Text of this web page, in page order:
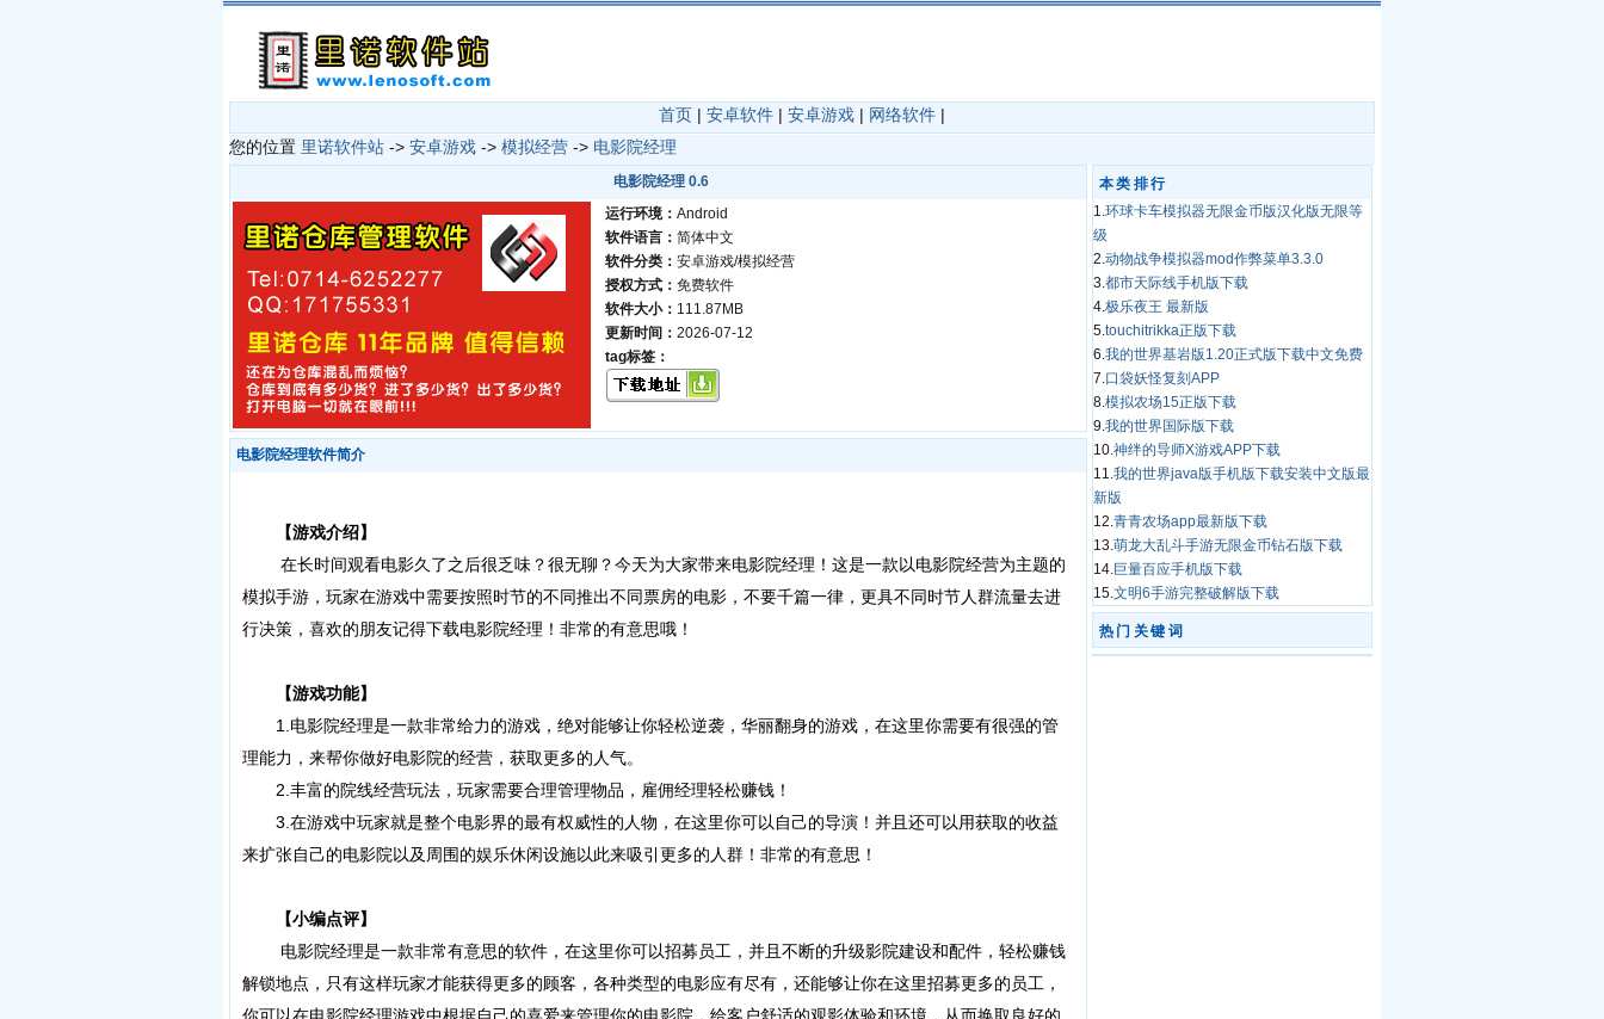
首页 | 安卓软件 | 安卓游戏 | 网络软件 |
您的位置 里诺软件站 -> 安卓游戏 -> 模拟经营 -> 电影院经理
电影院经理 0.6
运行环境： Android
软件语言： 简体中文
软件分类： 安卓游戏/模拟经营
授权方式： 免费软件
软件大小： 111.87MB
更新时间： 2026-07-12
tag标签：
电影院经理软件简介
【游戏介绍】
在长时间观看电影久了之后很乏味？很无聊？今天为大家带来电影院经理！这是一款以电影院经营为主题的
模拟手游，玩家在游戏中需要按照时节的不同推出不同票房的电影，不要千篇一律，更具不同时节人群流量去进
行决策，喜欢的朋友记得下载电影院经理！非常的有意思哦！
【游戏功能】
1.电影院经理是一款非常给力的游戏，绝对能够让你轻松逆袭，华丽翻身的游戏，在这里你需要有很强的管
理能力，来帮你做好电影院的经营，获取更多的人气。
2.丰富的院线经营玩法，玩家需要合理管理物品，雇佣经理轻松赚钱！
3.在游戏中玩家就是整个电影界的最有权威性的人物，在这里你可以自己的导演！并且还可以用获取的收益
来扩张自己的电影院以及周围的娱乐休闲设施以此来吸引更多的人群！非常的有意思！
【小编点评】
电影院经理是一款非常有意思的软件，在这里你可以招募员工，并且不断的升级影院建设和配件，轻松赚钱
解锁地点，只有这样玩家才能获得更多的顾客，各种类型的电影应有尽有，还能够让你在这里招募更多的员工，
本类排行
1.环球卡车模拟器无限金币版汉化版无限等
级
2.动物战争模拟器mod作弊菜单3.3.0
3.都市天际线手机版下载
4.极乐夜王 最新版
5.touchitrikka正版下载
6.我的世界基岩版1.20正式版下载中文免费
7.口袋妖怪复刻APP
8.模拟农场15正版下载
9.我的世界国际版下载
10.神绊的导师X游戏APP下载
11.我的世界java版手机版下载安装中文版最
新版
12.青青农场app最新版下载
13.萌龙大乱斗手游无限金币钻石版下载
14.巨量百应手机版下载
15.文明6手游完整破解版下载
热门关键词